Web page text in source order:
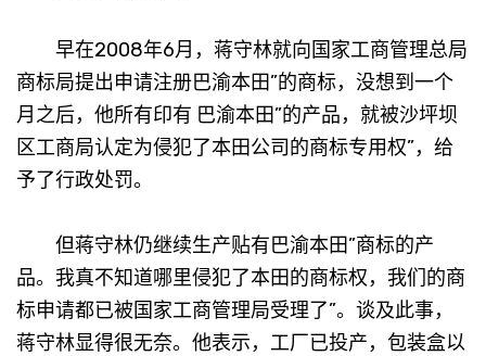
早在2008年6月，蒋守林就向国家工商管理总局
商标局提出申请注册巴渝本田”的商标，没想到一个
月之后，他所有印有 巴渝本田”的产品，就被沙坪坝
区工商局认定为侵犯了本田公司的商标专用权”，给
予了行政处罚。
但蒋守林仍继续生产贴有巴渝本田”商标的产
品。我真不知道哪里侵犯了本田的商标权，我们的商
标申请都已被国家工商管理局受理了”。谈及此事，
蒋守林显得很无奈。他表示，工厂已投产，包装盒以